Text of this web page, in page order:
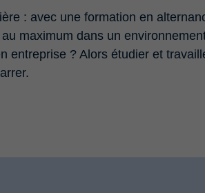
: avec une formation en
maximum dans un
entreprise ? Alors étudier et